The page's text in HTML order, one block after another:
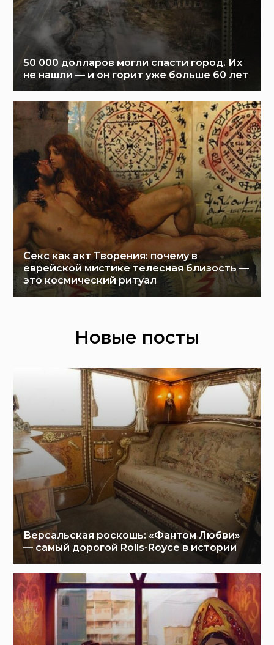
50 000 долларов могли спасти город. Их
не нашли — и он горит уже больше 60 лет
Секс как акт Творения: почему в
еврейской мистике телесная близость —
это космический ритуал
Новые посты
Версальская роскошь: «Фантом Любви»
— самый дорогой Rolls-Royce в истории